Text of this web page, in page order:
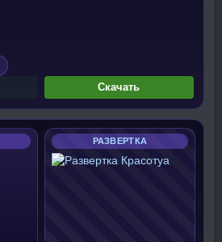
Скачать
РАЗВЕРТКА